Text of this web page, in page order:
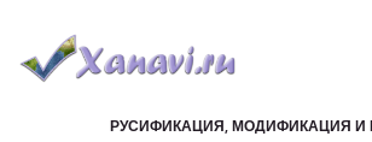
РУСИФИКАЦИЯ, МОДИФИКАЦИЯ И